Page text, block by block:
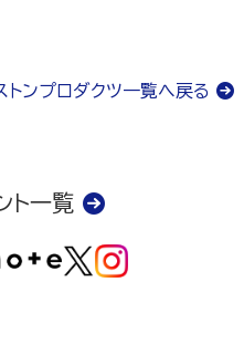
トンプロダクツ一覧へ戻る
ト一覧